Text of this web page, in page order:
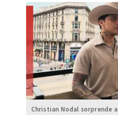
Christian Nodal sorprende a